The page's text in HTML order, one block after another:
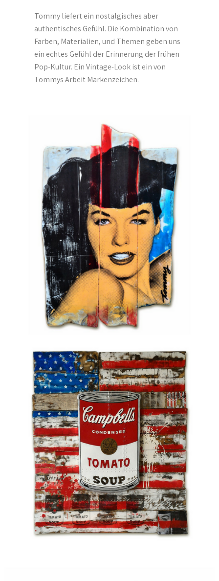
Tommy liefert ein nostalgisches aber
authentisches Gefühl. Die Kombination von
Farben, Materialien, und Themen geben uns
ein echtes Gefühl der Erinnerung der frühen
Pop-Kultur. Ein Vintage-Look ist ein von
Tommys Arbeit Markenzeichen.